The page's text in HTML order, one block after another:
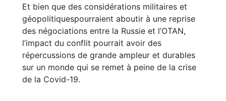
Et bien que des considérations militaires et
géopolitiquespourraient aboutir à une reprise
des négociations entre la Russie et l’OTAN,
l’impact du conflit pourrait avoir des
répercussions de grande ampleur et durables
sur un monde qui se remet à peine de la crise
de la Covid-19.